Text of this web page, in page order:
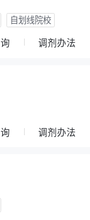
自划线院校
调剂办法
调剂办法